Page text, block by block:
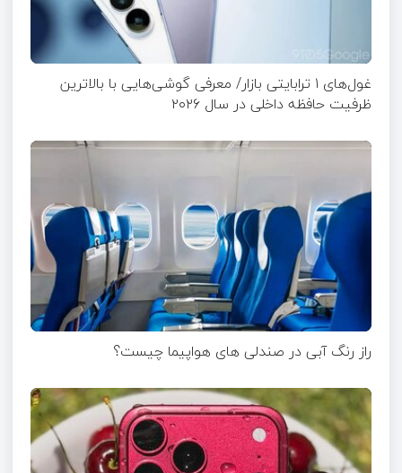
غول‌های ۱ ترابایتی بازار/ معرفی گوشی‌هایی با بالاترین
ظرفیت حافظه داخلی در سال ۲۰۲۶
راز رنگ آبی در صندلی های هواپیما چیست؟